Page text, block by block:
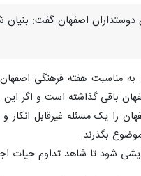
اصفهان گفت: بنیان
به مناسبت هفته فرهنگی
باقی گذاشته است و اگر
را یک مسئله غیرقابل انکار
بگذرند.
شود تا شاهد تداوم حیات